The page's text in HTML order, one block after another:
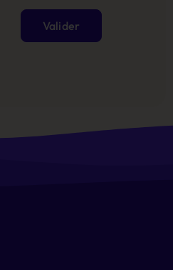
Valider